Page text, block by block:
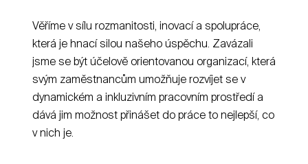
Věříme v sílu rozmanitosti, inovací a spolupráce,
která je hnací silou našeho úspěchu. Zavázali
jsme se být účelově orientovanou organizací, která
svým zaměstnancům umožňuje rozvíjet se v
dynamickém a inkluzivním pracovním prostředí a
dává jim možnost přinášet do práce to nejlepší, co
v nich je.